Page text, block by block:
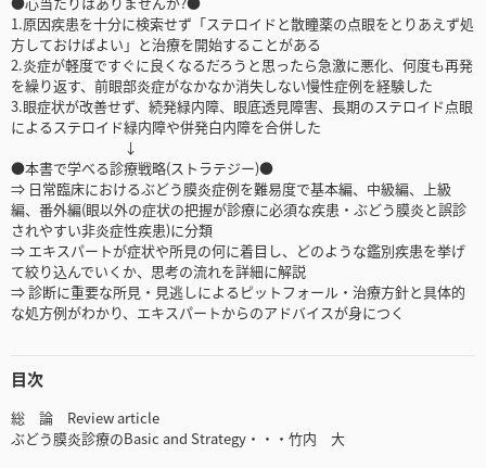
1.原因疾患を十分に検索せず「ステロイドと散瞳薬の点眼をとりあえず処
方しておけばよい」と治療を開始することがある
2.炎症が軽度ですぐに良くなるだろうと思ったら急激に悪化、何度も再発
を繰り返す、前眼部炎症がなかなか消失しない慢性症例を経験した
3.眼症状が改善せず、続発緑内障、眼底透見障害、長期のステロイド点眼
によるステロイド緑内障や併発白内障を合併した
↓
●本書で学べる診療戦略(ストラテジー)●
⇒ 日常臨床におけるぶどう膜炎症例を難易度で基本編、中級編、上級
編、番外編(眼以外の症状の把握が診療に必須な疾患・ぶどう膜炎と誤診
されやすい非炎症性疾患)に分類
⇒ エキスパートが症状や所見の何に着目し、どのような鑑別疾患を挙げ
て絞り込んでいくか、思考の流れを詳細に解説
⇒ 診断に重要な所見・見逃しによるピットフォール・治療方針と具体的
な処方例がわかり、エキスパートからのアドバイスが身につく
目次
総 論 Review article
ぶどう膜炎診療のBasic and Strategy・・・竹内 大